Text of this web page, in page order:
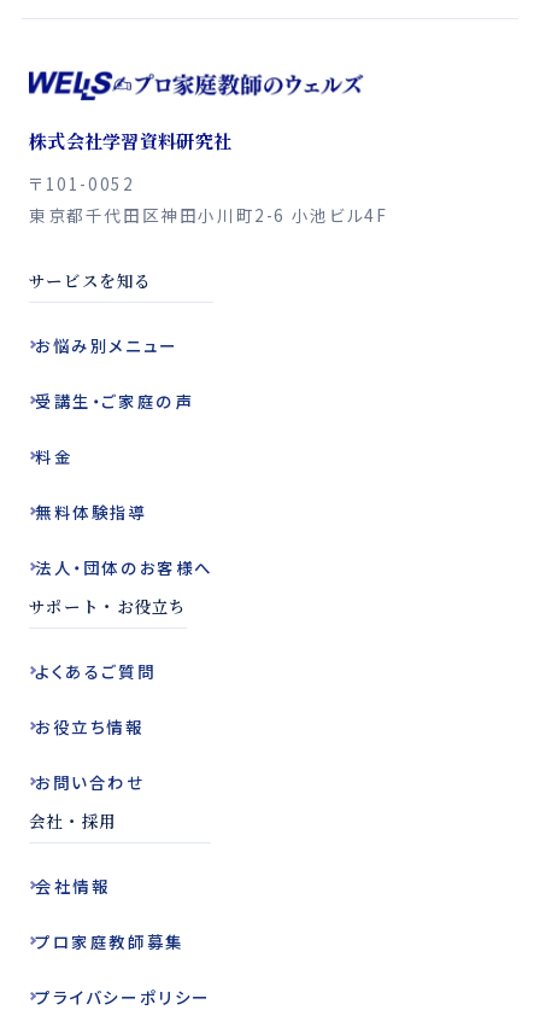
株式会社学習資料研究社
〒101-0052
東京都千代田区神田小川町2-6 小池ビル4F
サービスを知る
お悩み別メニュー
受講生・ご家庭の声
料金
無料体験指導
法人・団体の お客様へ
サポート・お役立ち
よくある ご質問
お役立ち情報
お問い合わせ
会社・採用
会社情報
プロ家庭教師募集
プライバシー ポリシー